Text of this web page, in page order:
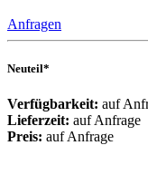
Anfragen
Neuteil*
Verfügbarkeit: auf
Lieferzeit: auf Anfrage
Preis: auf Anfrage